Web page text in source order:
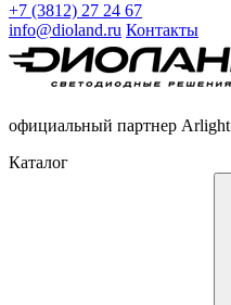
+7 (3812) 27 24 67
info@dioland.ru Контакты
официальный партнер Arlight
Каталог